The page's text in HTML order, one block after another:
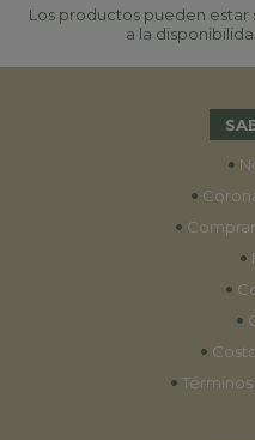
Los productos pueden estar
a la
•
•
•
•
•
•
•
•